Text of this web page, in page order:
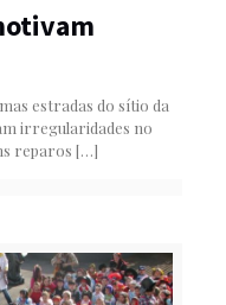
estradas do sítio da
irregularidades no
reparos […]